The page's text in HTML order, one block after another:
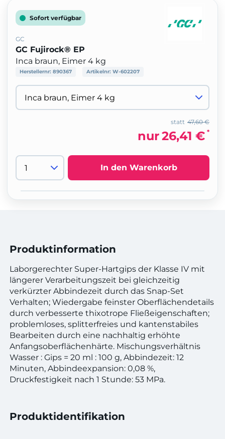
Sofort verfügbar
GC
GC Fujirock® EP
Inca braun, Eimer 4 kg
Herstellernr: 890367 Artikelnr: W-602207
47,60 €
statt
nur26,41 € *
In den Warenkorb
Produktinformation
Laborgerechter Super-Hartgips der Klasse IV mit
längerer Verarbeitungszeit bei gleichzeitig
verkürzter Abbindezeit durch das Snap-Set
Verhalten; Wiedergabe feinster Oberflächendetails
durch verbesserte thixotrope Fließeigenschaften;
problemloses, splitterfreies und kantenstabiles
Bearbeiten durch eine nachhaltig erhöhte
Anfangsoberflächenhärte. Mischungsverhältnis
Wasser : Gips = 20 ml : 100 g, Abbindezeit: 12
Minuten, Abbindeexpansion: 0,08 %,
Druckfestigkeit nach 1 Stunde: 53 MPa.
Produktidentifikation